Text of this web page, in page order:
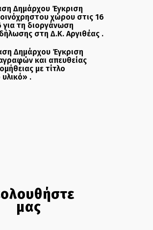
Δημάρχου Έγκριση
χώρου στις 16
τη διοργάνωση
στη Δ.Κ. Αργιθέας .
Δημάρχου Έγκριση
και απευθείας
με τίτλο
.
μας